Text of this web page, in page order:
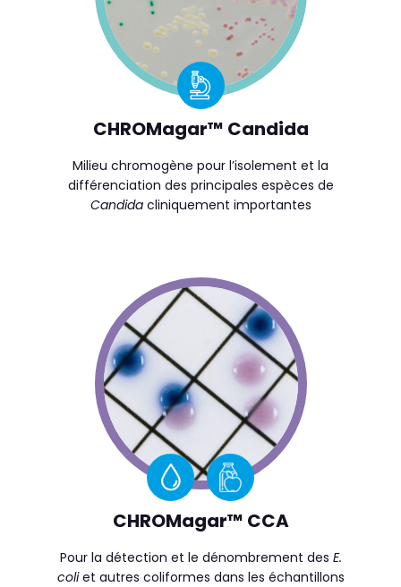
CHROMagar™ Candida
Milieu chromogène pour l’isolement et la
différenciation des principales espèces de
Candida cliniquement importantes
CHROMagar™ CCA
Pour la détection et le dénombrement des E.
coliet autres coliformes dans les échantillons